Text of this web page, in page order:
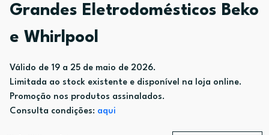
Grandes Eletrodomésticos Beko
e Whirlpool
Válido de 19 a 25 de maio de 2026.
Limitada ao stock existente e disponível na loja online.
Promoção nos produtos assinalados.
Consulta condições: aqui